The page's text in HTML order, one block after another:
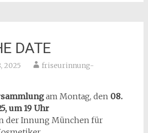
DATE
2025
friseurinnung-
am Montag, den 08.
um 19 Uhr
der Innung München für